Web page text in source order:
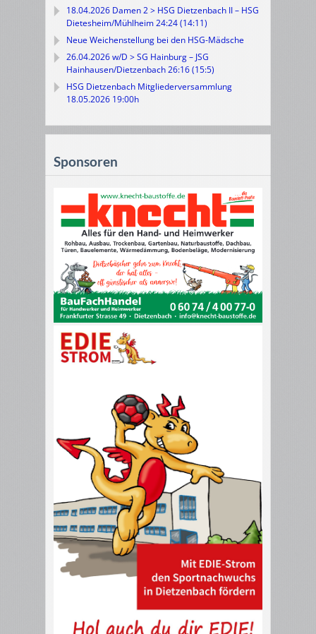
18.04.2026 Damen 2 > HSG Dietzenbach II – HSG
Dietesheim/Mühlheim 24:24 (14:11)
Neue Weichenstellung bei den HSG-Mädsche
26.04.2026 w/D > SG Hainburg – JSG
Hainhausen/Dietzenbach 26:16 (15:5)
HSG Dietzenbach Mitgliederversammlung
18.05.2026 19:00h
Sponsoren